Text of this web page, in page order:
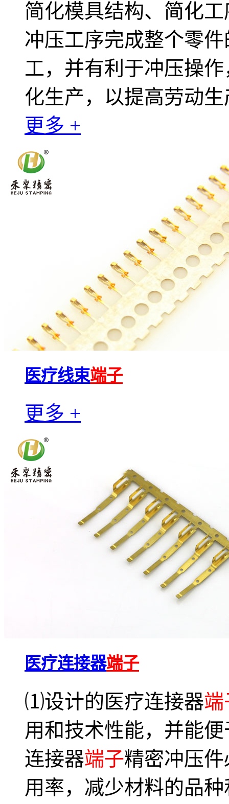
简化模具结构、简化
冲压工序完成整个零
工，并有利于冲压操
化生产，以提高劳动
更多 +
医疗线束端子
更多 +
医疗连接器端子
⑴设计的医疗连接器端
用和技术性能，并能
连接器端子精密冲压
用率，减少材料的品